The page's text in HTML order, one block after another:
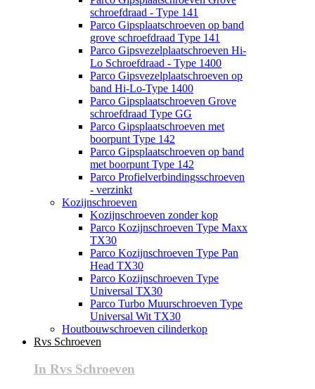
schroefdraad - Type 141
Parco Gipsplaatschroeven op band
grove schroefdraad Type 141
Parco Gipsvezelplaatschroeven Hi-
Lo Schroefdraad - Type 1400
Parco Gipsvezelplaatschroeven op
band Hi-Lo-Type 1400
Parco Gipsplaatschroeven Grove
schroefdraad Type GG
Parco Gipsplaatschroeven met
boorpunt Type 142
Parco Gipsplaatschroeven op band
met boorpunt Type 142
Parco Profielverbindingsschroeven
- verzinkt
Kozijnschroeven
Kozijnschroeven zonder kop
Parco Kozijnschroeven Type Maxx
TX30
Parco Kozijnschroeven Type Pan
Head TX30
Parco Kozijnschroeven Type
Universal TX30
Parco Turbo Muurschroeven Type
Universal Wit TX30
Houtbouwschroeven cilinderkop
Rvs Schroeven
In Rvs Schroeven